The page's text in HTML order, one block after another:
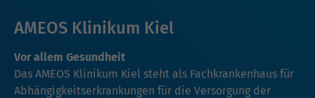
AMEOS Klinikum Kiel
Vor allem Gesundheit
Das AMEOS Klinikum Kiel steht als Fachkrankenhaus für
Abhängigkeitserkrankungen für die Versorgung der